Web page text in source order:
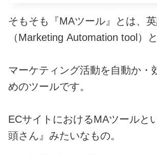
そもそも『MAツール』とは、
（Marketing Automation tool）
マーケティング活動を自動か・
めのツールです。
ECサイトにおけるMAツールと
頭さん』みたいなもの。